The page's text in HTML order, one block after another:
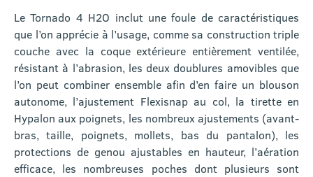
Le Tornado 4 H2O inclut une foule de caractéristiques
que l’on apprécie à l’usage, comme sa construction triple
couche avec la coque extérieure entièrement ventilée,
résistant à l’abrasion, les deux doublures amovibles que
l’on peut combiner ensemble afin d’en faire un blouson
autonome, l’ajustement Flexisnap au col, la tirette en
Hypalon aux poignets, les nombreux ajustements (avant-
bras, taille, poignets, mollets, bas du pantalon), les
protections de genou ajustables en hauteur, l’aération
efficace, les nombreuses poches dont plusieurs sont